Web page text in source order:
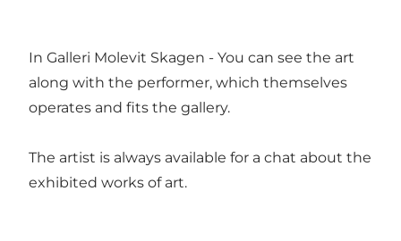
In Galleri Molevit Skagen - You can see the art
along with the performer, which themselves
operates and fits the gallery.
The artist is always available for a chat about the
exhibited works of art.